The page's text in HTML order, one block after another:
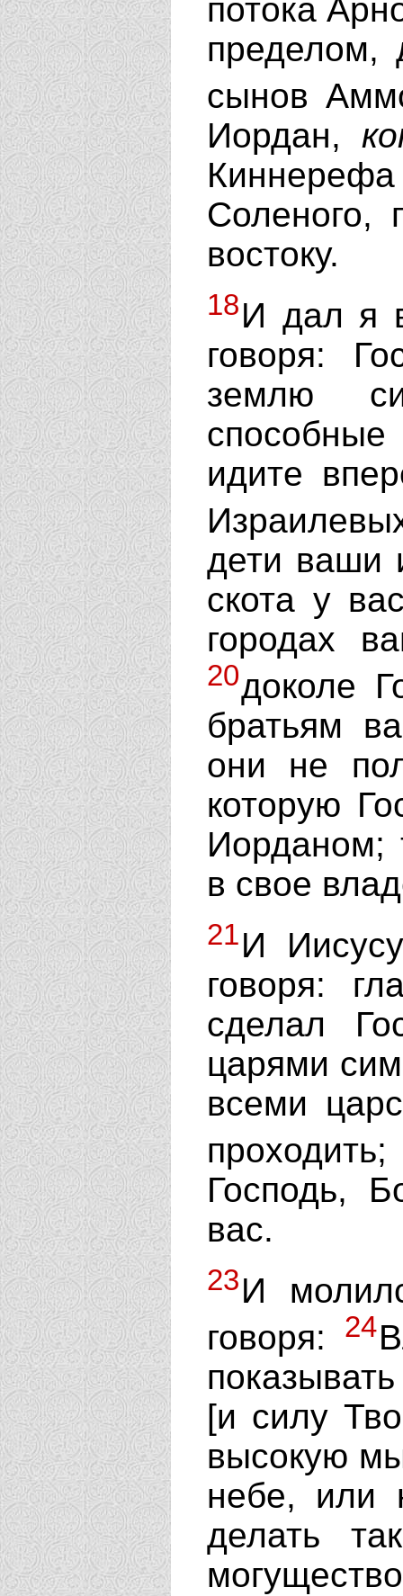
потока
пределом,
сынов
Иордан,
востоку.
18И дал я
говоря:
землю
идите
дети ваши
скота у
городах
20доколе
братьям
они не
которую
Иорданом;
в свое
21И
говоря:
сделал
царями
всеми
Господь,
вас.
23И
говоря:
24
[и силу
высокую
небе, или
делать